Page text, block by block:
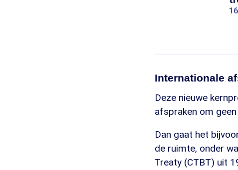
Internationale
Deze nieuwe
afspraken om
Dan gaat het
de ruimte, onder
Treaty (CTBT) uit